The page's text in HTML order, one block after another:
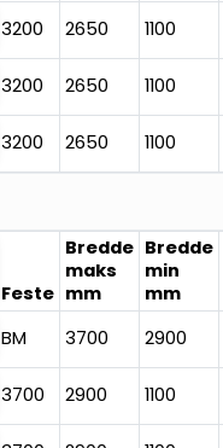
3200 2650 1100
3200 2650 1100
3200 2650 1100
Feste
Bredde
maks
mm
Bredde
min
mm
BM 3700 2900
3700 2900 1100